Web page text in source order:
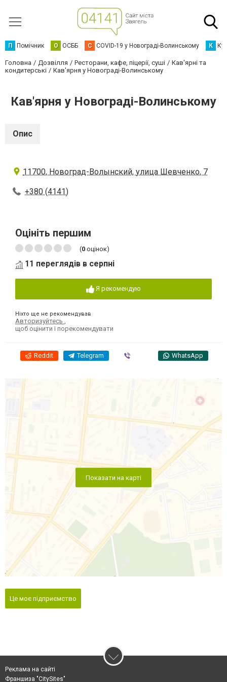
П Помічник О ОСББ C COVID-19 у Новограді-Волинському К
Головна Дозвілля Ресторани, кафе, піцерії, суші
Кав'ярні та
кондитерські
Кав'ярня у Новограді-Волинському
Кав'ярня у Новограді-Волинському
Опис
11700, Новоград-Волынский, улица Шевченко, 7
+380 (4141)
Оцініть першим
(0 оцінок)
11 переглядів в серпні
Я рекомендую
Ніхто ще не рекомендував
Авторизуйтесь
щоб оцінити і порекомендувати
Reddit Telegram WhatsApp
Показати на карті
Це моє підприємство
Реклама на сайті
Франшиза "CitySites"